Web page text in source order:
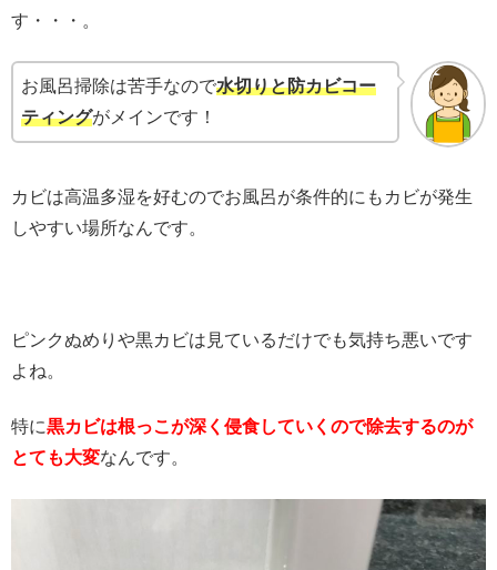
す・・・。
お風呂掃除は苦手なので水切りと防カビコー
ティングがメインです！
カビは高温多湿を好むのでお風呂が条件的にもカビが発生
しやすい場所なんです。
ピンクぬめりや黒カビは見ているだけでも気持ち悪いです
よね。
特に黒カビは根っこが深く侵食していくので除去するのが
とても大変なんです。